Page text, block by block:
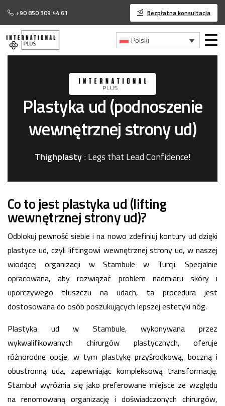
+90 850 309 44 61 Bezpłatna konsultacja
Polski
Plastykaud(podnoszenie
wewnętrznejstronyud)
Thighplasty : Legs that Lead Confidence!
Co to jest plastyka ud (lifting
wewnętrznej strony ud)?
Odblokuj pewność siebie i na nowo zdefiniuj kontury ud dzięki
plastyce ud, czyli liftingowi wewnętrznej strony ud, w naszej
wiodącej organizacji w Stambule w Turcji. Specjalnie
opracowana, aby rozwiązać problem nadmiaru skóry i
uporczywego tłuszczu na udach, ta procedura jest
dostosowana do osób poszukujących lepszej estetyki nóg.
Plastyka ud w Stambule, wykonywana przez
wykwalifikowanych chirurgów plastycznych, oferuje
różnorodne opcje, w tym plastykę przyśrodkową, boczną i
obustronną uda, zapewniając kompleksową transformację.
Stambuł wyróżnia się jako preferowane miejsce ze względu
na renomowaną organizację i doświadczonych chirurgów,